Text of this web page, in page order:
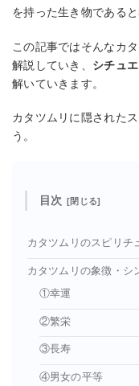
を持った生き物である
この記事ではそんなカ
解説していき、 シチュ
解いていきます。
カタツムリに隠された
う。
目次
カタツムリのスピリチ
カタツムリの象徴・シ
①幸運
②繁栄
③長寿
④男女の平等